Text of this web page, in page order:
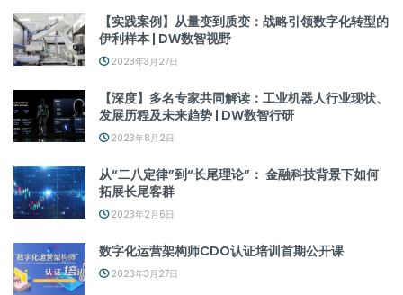
【实践案例】从量变到质变：战略引领数字化转型的
伊利样本 | DW数智视野
2023年3月27日
【深度】多名专家共同解读：工业机器人行业现状、
发展历程及未来趋势 | DW数智行研
2023年8月2日
从“二八定律”到“长尾理论”： 金融科技背景下如何
拓展长尾客群
2023年2月6日
数字化运营架构师CDO认证培训首期公开课
2023年3月27日